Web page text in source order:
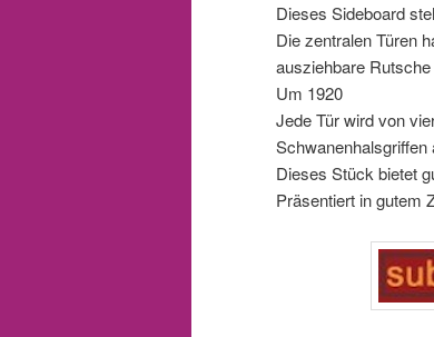
Dieses Sideboard
Die zentralen Türen
ausziehbare Rutsche
Um 1920
Jede Tür wird von
Dieses Stück bietet
Präsentiert in gutem